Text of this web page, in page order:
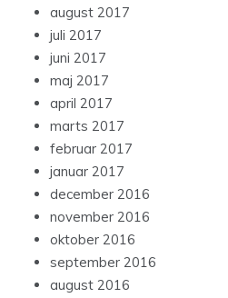
august 2017
juli 2017
juni 2017
maj 2017
april 2017
marts 2017
februar 2017
januar 2017
december 2016
november 2016
oktober 2016
september 2016
august 2016